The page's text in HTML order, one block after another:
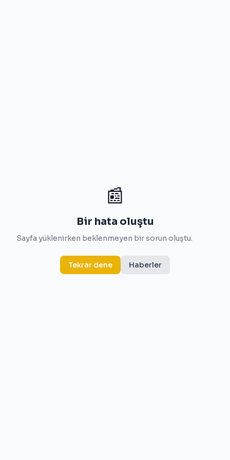
📰
Bir hata oluştu
Sayfa yüklenirken beklenmeyen bir sorun oluştu.
Tekrar dene Haberler